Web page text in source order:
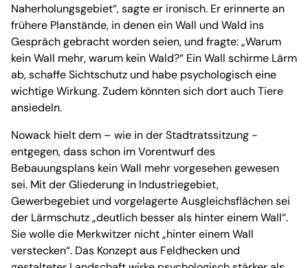
Naherholungsgebiet“, sagte er ironisch. Er erinnerte an
frühere Planstände, in denen ein Wall und Wald ins
Gespräch gebracht worden seien, und fragte: „Warum
kein Wall mehr, warum kein Wald?“ Ein Wall schirme Lärm
ab, schaffe Sichtschutz und habe psychologisch eine
wichtige Wirkung. Zudem könnten sich dort auch Tiere
ansiedeln.
Nowack hielt dem – wie in der Stadtratssitzung -
entgegen, dass schon im Vorentwurf des
Bebauungsplans kein Wall mehr vorgesehen gewesen
sei. Mit der Gliederung in Industriegebiet,
Gewerbegebiet und vorgelagerte Ausgleichsflächen sei
der Lärmschutz „deutlich besser als hinter einem Wall“.
Sie wolle die Merkwitzer nicht „hinter einem Wall
verstecken“. Das Konzept aus Feldhecken und